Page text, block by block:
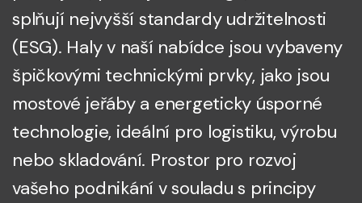
splňují nejvyšší standardy udržitelnosti
(ESG). Haly v naší nabídce jsou vybaveny
špičkovými technickými prvky, jako jsou
mostové jeřáby a energeticky úsporné
technologie, ideální pro logistiku, výrobu
nebo skladování. Prostor pro rozvoj
vašeho podnikání v souladu s principy